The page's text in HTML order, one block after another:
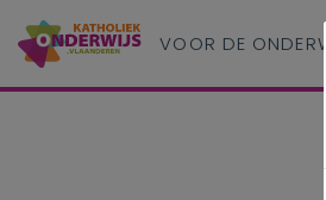
VOOR DE